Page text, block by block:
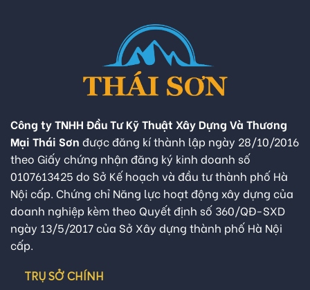
Công ty TNHH Đầu Tư Kỹ Thuật Xây Dựng Và Thương
Mại Thái Sơn được đăng kí thành lập ngày 28/10/2016
theo Giấy chứng nhận đăng ký kinh doanh số
0107613425 do Sở Kế hoạch và đầu tư thành phố Hà
Nội cấp. Chứng chỉ Năng lực hoạt động xây dựng của
doanh nghiệp kèm theo Quyết định số 360/QĐ-SXD
ngày 13/5/2017 của Sở Xây dựng thành phố Hà Nội
cấp.
TRỤ SỞ CHÍNH